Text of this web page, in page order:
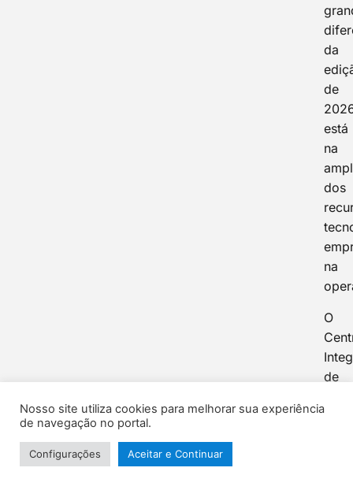
da
de
está
na
dos
na
O
de
de
Nosso site utiliza cookies para melhorar sua experiência
de navegação no portal.
Configurações Aceitar e Continuar